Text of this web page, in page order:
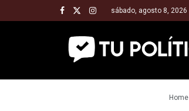
sábado, agosto 8, 2026
Home